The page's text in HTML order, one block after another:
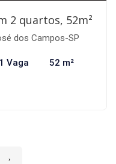
2 quartos, 52m²
dos Campos-SP
1 Vaga 52 m²
›